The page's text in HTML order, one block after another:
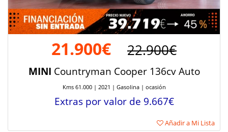
21.900€ 22.900€
MINI Countryman Cooper 136cv Auto
Kms 61.000 | 2021 | Gasolina | ocasión
Extras por valor de 9.667€
Añadir a Mi Lista